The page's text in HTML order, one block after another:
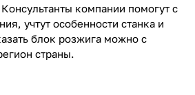
компании помогут с
учтут особенности станка и
блок розжига можно с
страны.